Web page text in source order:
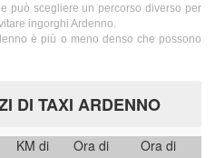
può scegliere un percorso diverso per
ingorghi Ardenno.
è più o meno denso che possono
DI TAXI ARDENNO
KM di
Ora di
Ora di